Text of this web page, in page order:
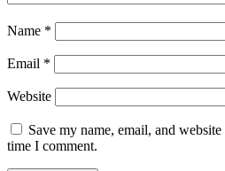
Name *
Email *
Website
Save my name, email, and
time I comment.